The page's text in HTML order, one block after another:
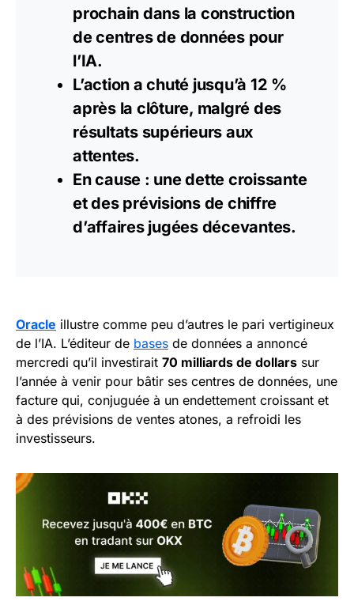
prochain dans la construction
de centres de données pour
l’IA.
L’action a chuté jusqu’à 12 %
après la clôture, malgré des
résultats supérieurs aux
attentes.
En cause : une dette croissante
et des prévisions de chiffre
d’affaires jugées décevantes.
Oracle illustre comme peu d’autres le pari vertigineux
de l’IA. L’éditeur de bases de données a annoncé
mercredi qu’il investirait 70 milliards de dollars sur
l’année à venir pour bâtir ses centres de données, une
facture qui, conjuguée à un endettement croissant et
à des prévisions de ventes atones, a refroidi les
investisseurs.